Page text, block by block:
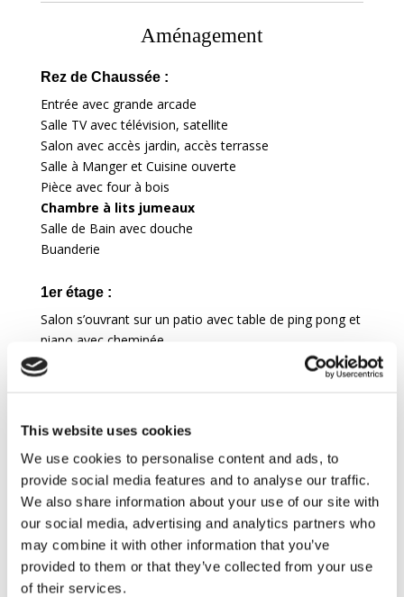
This website uses cookies
We use cookies to personalise content and ads, to
provide social media features and to analyse our traffic.
We also share information about your use of our site with
our social media, advertising and analytics partners who
may combine it with other information that you’ve
provided to them or that they’ve collected from your use
of their services.
Aménagement
Rez de Chaussée :
Entrée avec grande arcade
Salle TV avec télévision, satellite
Salon avec accès jardin, accès terrasse
Salle à Manger et Cuisine ouverte
Pièce avec four à bois
Chambre à lits jumeaux
Salle de Bain avec douche
Buanderie
1er étage :
Salon s’ouvrant sur un patio avec table de ping pong et
piano avec cheminée
Chambre de Maître
Suite et Chambre à lits jumeaux
et Salle de bain en suite avec douche
Chambre de Maître et Salle de bain en suite avec
Salle de Bain
1er étage : Aile séparée, accessible par un
escalier privé
Chambre de Maîtreavec coin salon et Salle de bain
en suite avec douche